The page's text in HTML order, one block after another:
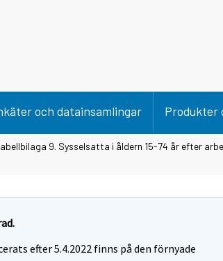
och datainsamlingar Produkter
9. Sysselsatta i åldern 15-74 år efter
efter 5.4.2022 finns på den förnyade